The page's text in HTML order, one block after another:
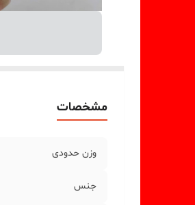
مشخصات
وزن حدودی
جنس